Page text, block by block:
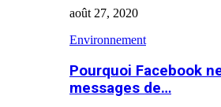
août 27, 2020
Environnement
Pourquoi Facebook
messages de…